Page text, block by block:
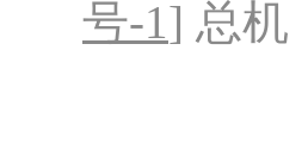
号-1] 总机